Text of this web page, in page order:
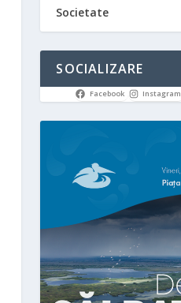
Societate
SOCIALIZARE
Facebook Instagram